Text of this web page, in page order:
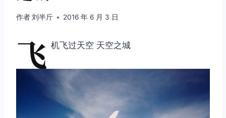
作者刘半斤 2016 年 6 月 3 日
飞 机飞过天空 天空之城